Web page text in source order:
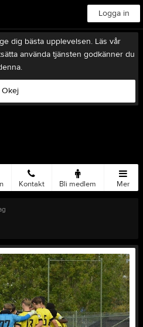
Logga in
dig bästa upplevelsen. Läs vår
använda tjänsten godkänner du
Okej
Kontakt Bli medlem Mer